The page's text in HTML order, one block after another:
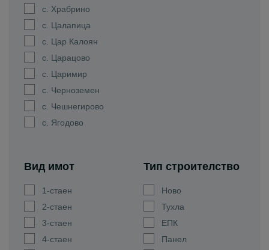
с. Храбрино
с. Цалапица
с. Цар Калоян
с. Царацово
с. Царимир
с. Черноземен
с. Чешнегирово
с. Ягодово
Вид имот
1-стаен
2-стаен
3-стаен
4-стаен
Тип строителство
Ново
Тухла
ЕПК
Панел